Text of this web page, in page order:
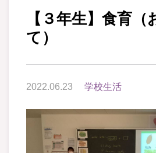
【３年生】食育（
て）
2022.06.23 学校生活